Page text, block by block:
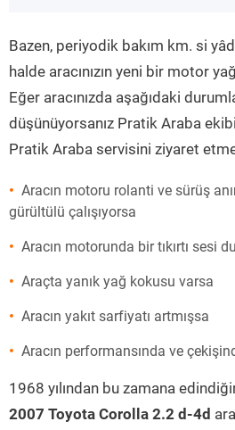
Bazen, periyodik bakım km. si
halde aracınızın yeni bir motor
Eğer aracınızda aşağıdaki
düşünüyorsanız Pratik Araba
Pratik Araba servisini ziyaret
Aracın motoru rolanti ve sürüş
gürültülü çalışıyorsa
Aracın motorunda bir tıkırtı sesi
Araçta yanık yağ kokusu varsa
Aracın yakıt sarfiyatı artmışsa
Aracın performansında ve
1968 yılından bu zamana
2007 Toyota Corolla 2.2 d-4d